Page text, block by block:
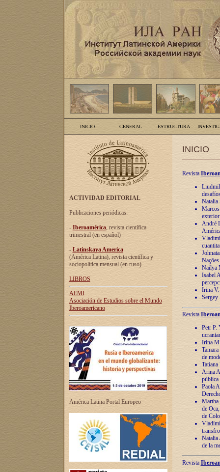
INICIO GENERAL ESTRUCTURA
ACTIVIDAD EDITORIAL
Publicaciones periódicas:
- Iberoamérica, revista científica
trimestral (en español)
- Latinskaya America
(América Latina), revista científica y
sociopolítica mensual (en ruso)
LIBROS
AEMI
Asociación de Estudios sobre el Mundo
Iberoamericano
América Latina Portal Europeo
INICIO
Revista
Natalia
André
Nailya
Isabel
Irina V.
Sergey
Revista
Petr P.
Irina
de
Arina
pública
Paola
Martha
de
de
Natalia
de la
Revista